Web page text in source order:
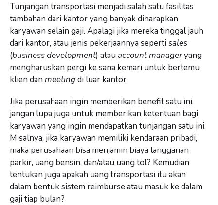
Tunjangan transportasi menjadi salah satu fasilitas
tambahan dari kantor yang banyak diharapkan
karyawan selain gaji. Apalagi jika mereka tinggal jauh
dari kantor, atau jenis pekerjaannya sepertisales
(business development) atau account manageryang
mengharuskan pergi ke sana kemari untuk bertemu
klien dan meetingdi luar kantor.
Jika perusahaan ingin memberikan benefit satu ini,
jangan lupa juga untuk memberikan ketentuan bagi
karyawan yang ingin mendapatkan tunjangan satu ini.
Misalnya, jika karyawan memiliki kendaraan pribadi,
maka perusahaan bisa menjamin biaya langganan
parkir, uang bensin, dan/atau uang tol? Kemudian
tentukan juga apakah uang transportasi itu akan
dalam bentuk sistem reimburse atau masuk ke dalam
gaji tiap bulan?